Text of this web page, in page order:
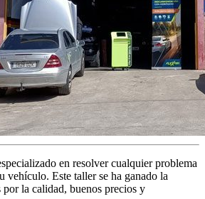
en resolver cualquier problema
vehículo. Este taller se ha ganado la
la calidad, buenos precios y